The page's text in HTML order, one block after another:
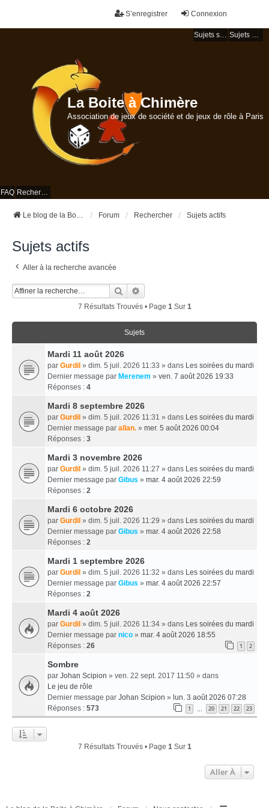
Connexion
S’enregistrer
Sujets sans réponse Sujets actifs
La Boite à Chimère
Association de jeux de société et de jeux de rôle à Paris
FAQ Rechercher
Le blog de la Boite à Chimère Forum Rechercher Sujets actifs
Sujets actifs
Aller à la recherche avancée
Rechercher
7 Résultats Trouvés • Page 1Sur 1
Sujets
Mardi 11 août 2026
par Gurdil » dim. 5 juil. 2026 11:33 » dans Les soirées du mardi
Dernier message par Merenem » ven. 7 août 2026 19:33
Réponses : 4
Mardi 8 septembre 2026
par Gurdil » dim. 5 juil. 2026 11:31 » dans Les soirées du mardi
Dernier message par allan. » mer. 5 août 2026 00:04
Réponses : 3
Mardi 3 novembre 2026
par Gurdil » dim. 5 juil. 2026 11:27 » dans Les soirées du mardi
Dernier message par Gibus » mar. 4 août 2026 22:59
Réponses : 2
Mardi 6 octobre 2026
par Gurdil » dim. 5 juil. 2026 11:29 » dans Les soirées du mardi
Dernier message par Gibus » mar. 4 août 2026 22:58
Réponses : 2
Mardi 1 septembre 2026
par Gurdil » dim. 5 juil. 2026 11:32 » dans Les soirées du mardi
Dernier message par Gibus » mar. 4 août 2026 22:57
Réponses : 2
Mardi 4 août 2026
par Gurdil » dim. 5 juil. 2026 11:34 » dans Les soirées du mardi
Dernier message par nico » mar. 4 août 2026 18:55
Réponses : 26 1 2
Sombre
par Johan Scipion » ven. 22 sept. 2017 11:50 » dans
Le jeu de rôle
Dernier message par Johan Scipion » lun. 3 août 2026 07:28
Réponses : 573 1 20 21 22 23
7 Résultats Trouvés • Page 1Sur 1
Aller À